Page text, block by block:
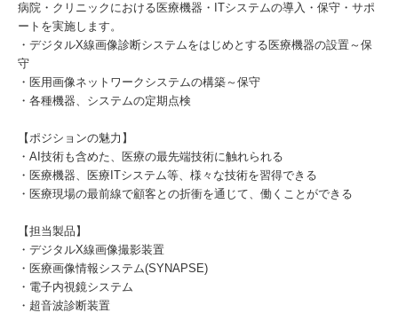
病院・クリニックにおける医療機器・ITシステムの導入・保守・サポ
ートを実施します。
・デジタルX線画像診断システムをはじめとする医療機器の設置～保
守
・医用画像ネットワークシステムの構築～保守
・各種機器、システムの定期点検
【ポジションの魅力】
・AI技術も含めた、医療の最先端技術に触れられる
・医療機器、医療ITシステム等、様々な技術を習得できる
・医療現場の最前線で顧客との折衝を通じて、働くことができる
【担当製品】
・デジタルX線画像撮影装置
・医療画像情報システム(SYNAPSE)
・電子内視鏡システム
・超音波診断装置